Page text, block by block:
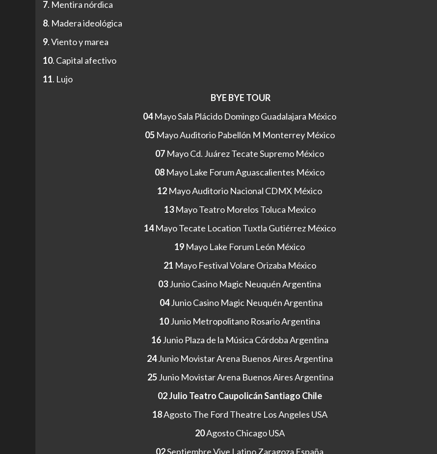
7. Mentira nórdica
8. Madera ideológica
9. Viento y marea
10. Capital afectivo
11. Lujo
BYE BYE TOUR
04Mayo Sala Plácido Domingo Guadalajara México
05 Mayo Auditorio Pabellón M Monterrey México
07 Mayo Cd. Juárez Tecate Supremo México
08 Mayo Lake Forum Aguascalientes México
12 Mayo Auditorio Nacional CDMX México
13Mayo Teatro Morelos Toluca Mexico
14Mayo Tecate Location Tuxtla Gutiérrez México
19 Mayo Lake Forum León México
21 Mayo Festival Volare Orizaba México
03Junio Casino Magic Neuquén Argentina
04Junio Casino Magic Neuquén Argentina
10Junio Metropolitano Rosario Argentina
16Junio Plaza de la Música Córdoba Argentina
24Junio Movistar Arena Buenos Aires Argentina
25Junio Movistar Arena Buenos Aires Argentina
02 Julio Teatro Caupolicán Santiago Chile
18Agosto The Ford Theatre Los Angeles USA
20Agosto Chicago USA
02Septiembre Vive Latino Zaragoza España